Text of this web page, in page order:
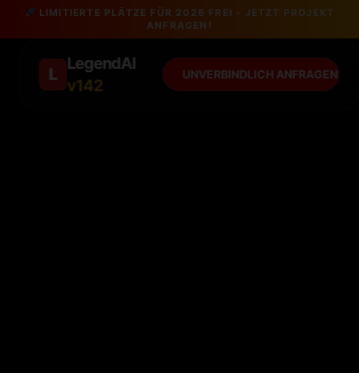
LIMITIERTE PLÄTZE FÜR 2026 FREI - JETZT PROJEKT
ANFRAGEN!
L
LegendAI
v142
UNVERBINDLICH ANFRAGEN